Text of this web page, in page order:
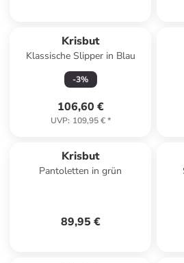
Krisbut
Klassische Slipper in Blau
-3%
106,60 €
UVP: 109,95 €*
Krisbut
Pantoletten in grün
89,95 €